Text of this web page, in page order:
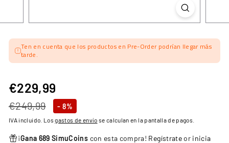
Ten en cuenta que los productos en Pre-Order podrían llegar más
tarde.
Precio
habitual
€249,99€249,99
Precio
de
oferta
€229,99
- 8%
IVA incluido. Losgastos de envío se calculan en la pantalla de pagos.
¡Gana 689 SimuCoins con esta compra! Regístrateor inicia